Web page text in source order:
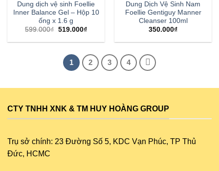
Dung dịch vệ sinh Foellie
Inner Balance Gel – Hộp 10
ống x 1.6 g
599.000₫ 519.000₫
Dung Dịch Vệ Sinh Nam
Foellie Gentiguy Manner
Cleanser 100ml
350.000₫
1 2 3 4
CTY TNHH XNK & TM HUY HOÀNG GROUP
Trụ sở chính: 23 Đường Số 5, KDC Vạn Phúc, TP Thủ
Đức, HCMC